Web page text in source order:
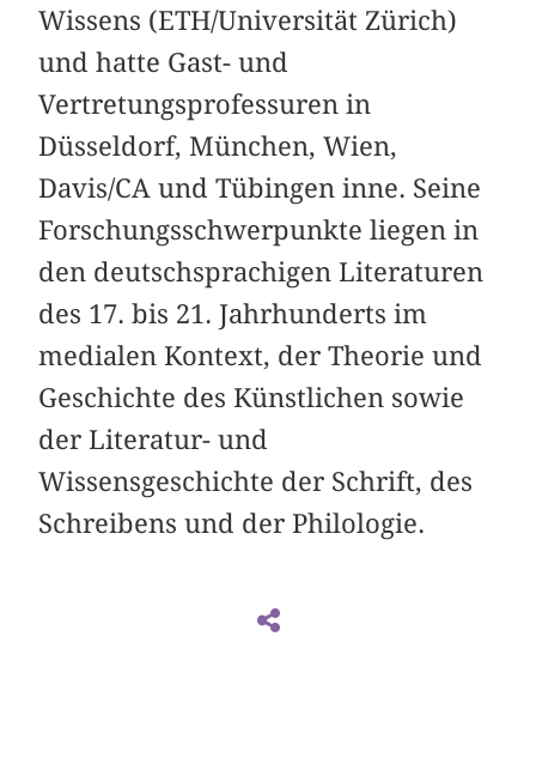
Wissens (ETH/Universität Zürich)
und hatte Gast- und
Vertretungsprofessuren in
Düsseldorf, München, Wien,
Davis/CA und Tübingen inne. Seine
Forschungsschwerpunkte liegen in
den deutschsprachigen Literaturen
des 17. bis 21. Jahrhunderts im
medialen Kontext, der Theorie und
Geschichte des Künstlichen sowie
der Literatur- und
Wissensgeschichte der Schrift, des
Schreibens und der Philologie.